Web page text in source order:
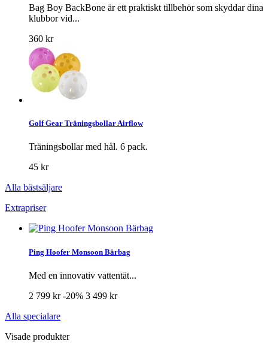
Bag Boy BackBone är ett praktiskt tillbehör som skyddar dina
klubbor vid...
360 kr
Golf Gear Träningsbollar Airflow
Träningsbollar med hål. 6 pack.
45 kr
Alla bästsäljare
Extrapriser
Ping Hoofer Monsoon Bärbag
Med en innovativ vattentät...
2 799 kr-20% 3 499 kr
Alla specialare
Visade produkter